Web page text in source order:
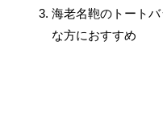
海老名鞄のトート
な方におすすめ